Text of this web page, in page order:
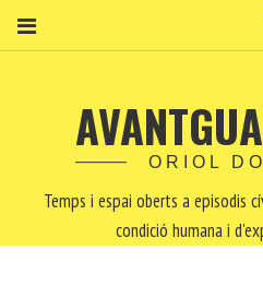
ORIOL
Temps i espai oberts a episodis
condició humana i